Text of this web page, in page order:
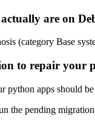
are on
(category Base
to repair your
python apps should
the pending